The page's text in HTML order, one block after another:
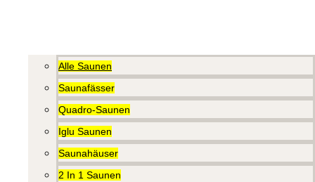
Alle Saunen
Saunafässer
Quadro-Saunen
Iglu Saunen
Saunahäuser
2 In 1 Saunen